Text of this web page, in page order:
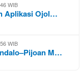
WIB
Aplikasi Ojol…
WIB
M…